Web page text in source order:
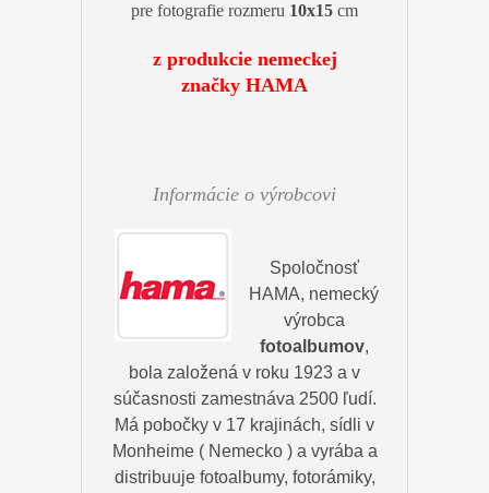
pre fotografie rozmeru 10x15 cm
z produkcie nemeckej
značky HAMA
Informácie o výrobcovi
Spoločnosť
HAMA, nemecký
výrobca
fotoalbumov,
bola založená v roku 1923 a v
súčasnosti zamestnáva 2500 ľudí.
Má pobočky v 17 krajinách, sídli v
Monheime ( Nemecko ) a vyrába a
distribuuje fotoalbumy, fotorámiky,